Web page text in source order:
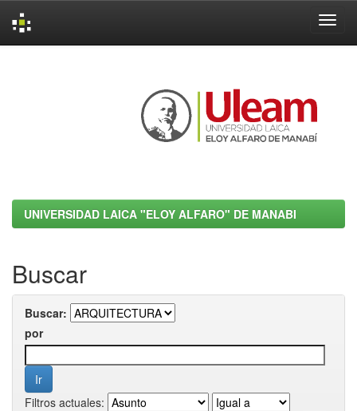
UNIVERSIDAD LAICA "ELOY ALFARO" DE MANABI
Buscar
Buscar:
por
Filtros actuales: